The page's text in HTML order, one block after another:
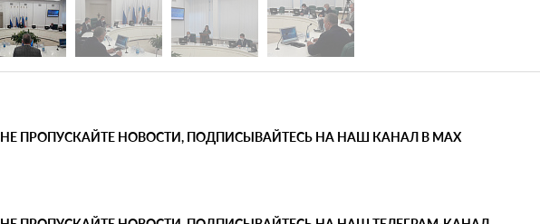
НЕ ПРОПУСКАЙТЕ НОВОСТИ, ПОДПИСЫВАЙТЕСЬ НА НАШ КАНАЛ В MAX